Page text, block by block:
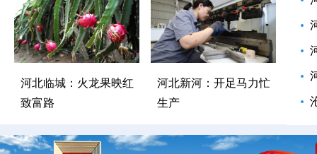
河北临城：火龙果映红
致富路
河北新河：开足马力忙
生产